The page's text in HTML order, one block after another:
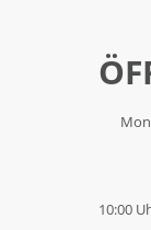
10:00